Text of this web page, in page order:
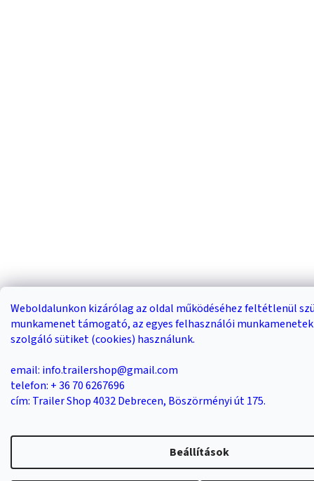
Weboldalunkon kizárólag az oldal működéséhez feltétlenül
munkamenet támogató, az egyes felhasználói
szolgáló sütiket (cookies) használunk.
email: info.trailershop@gmail.com
telefon: + 36 70 6267696
cím: Trailer Shop 4032 Debrecen, Böszörményi út 175.
Beállítások